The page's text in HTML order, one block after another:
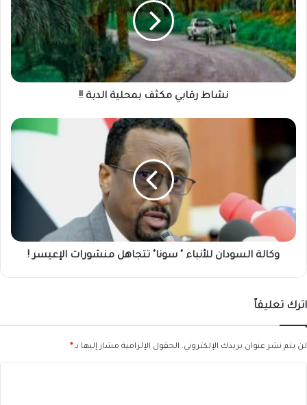
بمحلية
الدبة
!!
نشاط رقابي مكثف بمحلية الدبة !!
وكالة
منشورات
الإعيسر
وكالة السودان للأنباء " سونا" تتجاهل منشورات الإعيسر !
اترك تعليقاً
لن يتم نشر عنوان بريدك الإلكتروني. الحقول الإلزامية مشار إليها بـ *